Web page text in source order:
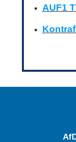
AUF1